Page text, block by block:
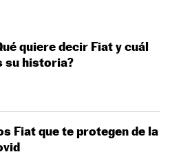
quiere decir Fiat y cuál
su historia?
Fiat que te protegen de la